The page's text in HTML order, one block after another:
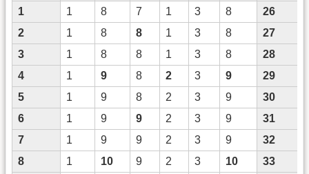
1
1 8 7 1 3 8
26
2
1 8 8 1 3 8
27
3
1 8 8 1 3 8
28
4
1 9 8 2 3 9
29
5
1 9 8 2 3 9
30
6
1 9 9 2 3 9
31
7
1 9 9 2 3 9
32
8
1 10 9 2 3 10
33